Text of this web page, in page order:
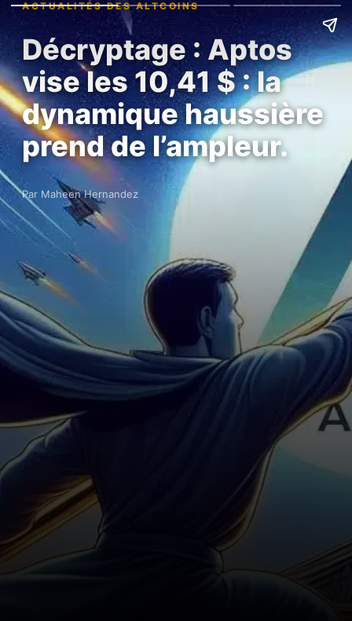
ACTUALITÉS DES ALTCOINS
Décryptage : Aptos
vise les 10,41 $ : la
dynamique haussière
prend de l’ampleur.
Par Maheen Hernandez